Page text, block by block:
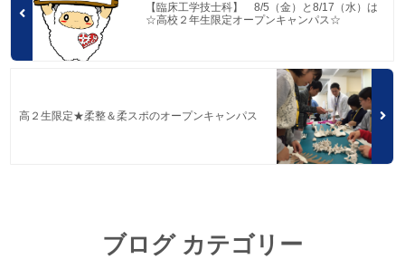
【臨床工学技士科】 8/5（金）と8/17（水）は
☆高校２年生限定オープンキャンパス☆
高２生限定★柔整＆柔スポのオープンキャンパス
ブログ カテゴリー